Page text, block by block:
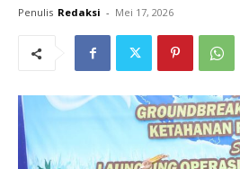
Penulis Redaksi - Mei 17, 2026